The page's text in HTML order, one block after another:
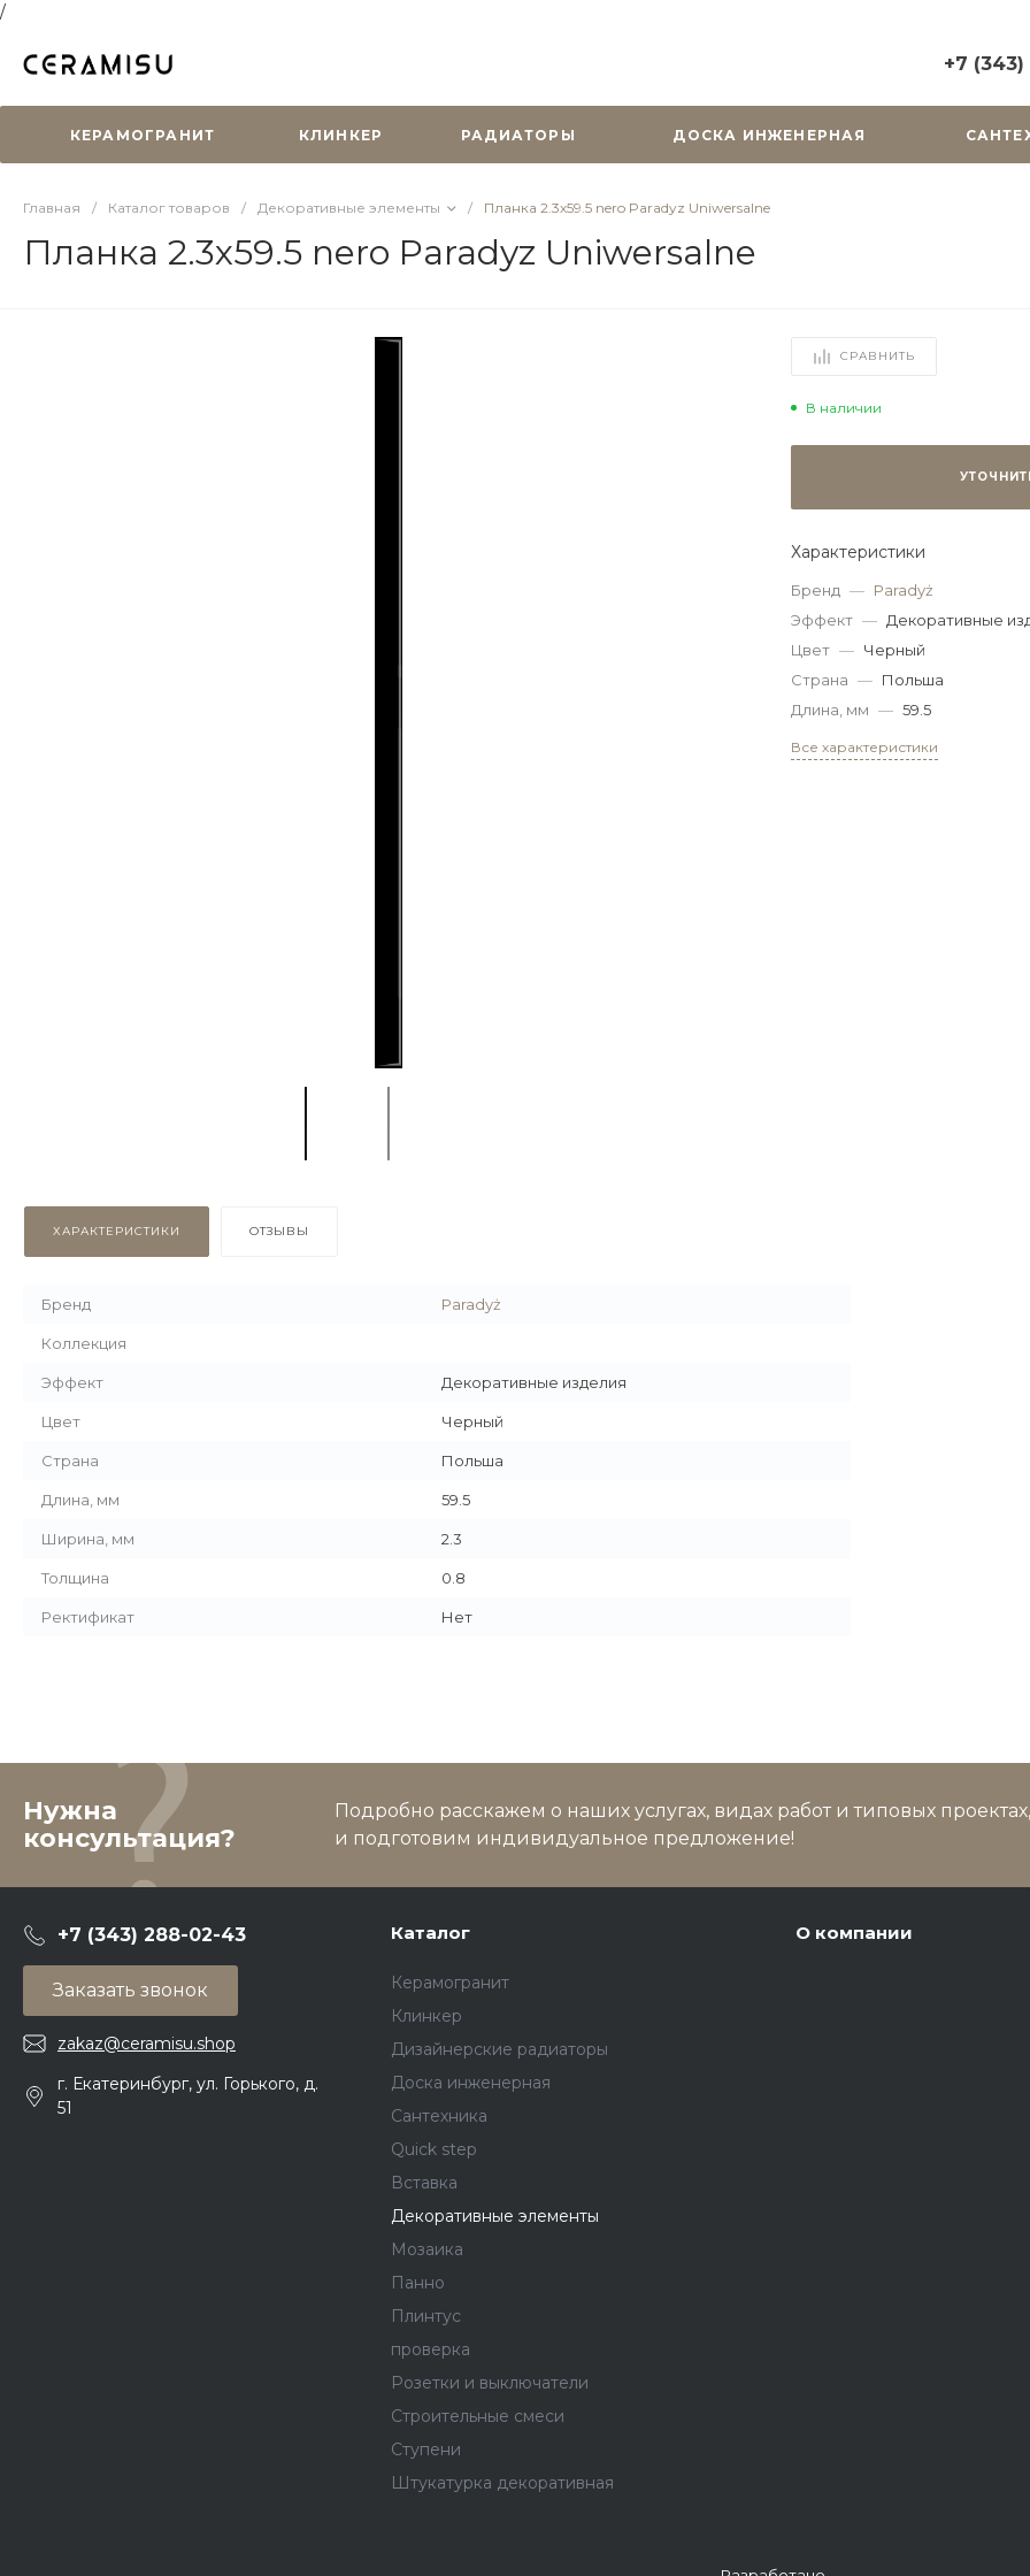
/
+7
г.
Горького,
КЕРАМОГРАНИТ КЛИНКЕР РАДИАТОРЫ ДОСКА ИНЖЕНЕРНАЯ
Главная / Каталог товаров / Декоративные элементы / Планка 2.3х59.5 nero Paradyz Uniwersalne
Планка 2.3х59.5 nero Paradyz Uniwersalne
СРАВНИТЬ
В наличии
Характеристики
Бренд — Paradyż
Эффект — Декоративные
Цвет — Черный
Страна — Польша
Длина, мм — 59.5
Все характеристики
ХАРАКТЕРИСТИКИ ОТЗЫВЫ
Бренд Paradyż
Коллекция
Эффект Декоративные изделия
Цвет Черный
Страна Польша
Длина, мм 59.5
Ширина, мм 2.3
Толщина 0.8
Ректификат Нет
Нужна
консультация?
Подробно расскажем о наших услугах, видах работ и типовых
и подготовим индивидуальное предложение!
+7 (343) 288-02-43
Заказать звонок
zakaz@ceramisu.shop
г. Екатеринбург, ул. Горького, д.
51
Каталог
Керамогранит
Клинкер
Дизайнерские радиаторы
Доска инженерная
Сантехника
Quick step
Вставка
Декоративные элементы
Мозаика
Панно
Плинтус
проверка
Розетки и выключатели
Строительные смеси
Ступени
Штукатурка декоративная
О компании